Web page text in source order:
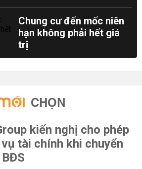
Chung cư đến mốc niên
hạn không phải hết giá
trị
CHỌN
kiến nghị cho phép
tài chính khi chuyển